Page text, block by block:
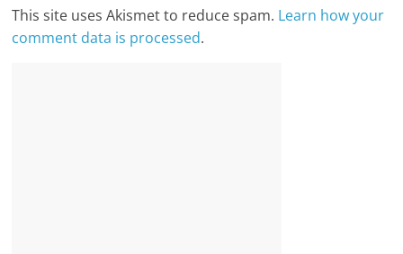
This site uses Akismet to reduce spam. Learn how your
comment data is processed.